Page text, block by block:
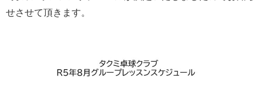
せさせて頂きます。